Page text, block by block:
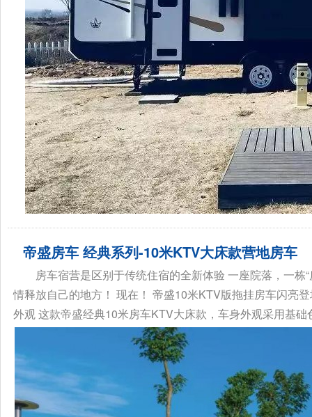
帝盛房车 经典系列-10米KTV大床款营地房车
房车宿营是区别于传统住宿的全新体验 一座院落，一
情释放自己的地方！ 现在！ 帝盛10米KTV版拖挂房车闪亮
外观 这款帝盛经典10米房车KTV大床款，车身外观采用基础